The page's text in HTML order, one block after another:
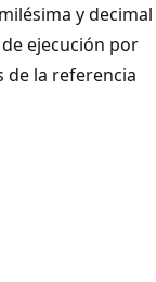
y decimal
ejecución por
de la referencia